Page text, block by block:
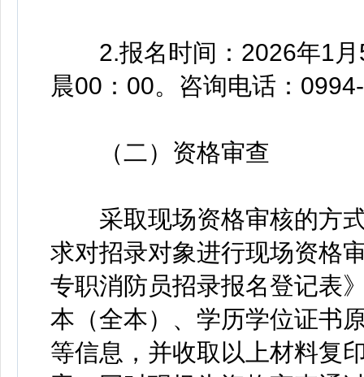
2.报名时间：2026年1月
晨00：00。咨询电话：
（二）资格审查
采取现场资格审核的方式
求对招录对象进行现场资格
专职消防员招录报名登记表
本（全本）、学历学位证书
等信息，并收取以上材料复